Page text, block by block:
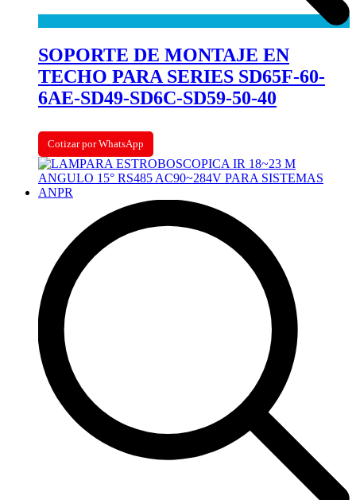
SOPORTE DE MONTAJE EN
TECHO PARA SERIES SD65F-60-
6AE-SD49-SD6C-SD59-50-40
Cotizar por WhatsApp